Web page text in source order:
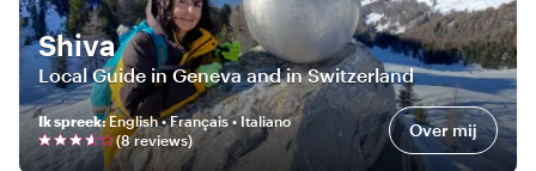
Shiva
Local Guide in Geneva and in Switzerland
Ik spreek:English • Français • Italiano
(8reviews) Over mij